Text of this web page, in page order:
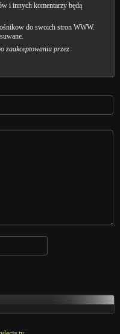
i innych komentarzy będą
do swoich stron WWW.
zaakceptowaniu przez